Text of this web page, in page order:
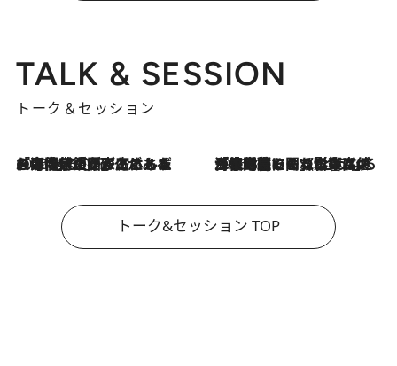
TALK & SESSION
トーク＆セッション
2026.8.3
「今後値上げがあるとすれば…」「リスクがあるのは今年の冬」エネルギー専門家が語る、ホルムズ海峡封鎖が家庭にもたらす“ある心配” 2026.8.3
「住宅建てられない…」「サーチャージ料の高値が続いている」ホルムズ海峡封鎖による影響はいつまで続く？《エネルギー専門家に聞く“どうなる日本の暮らし”》
トーク&セッション TOP